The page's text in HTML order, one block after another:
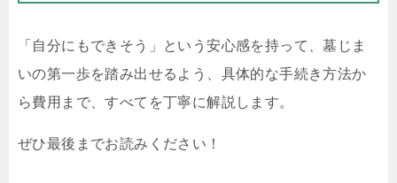
「自分にもできそう」という安心感を持って、墓じま
いの第一歩を踏み出せるよう、具体的な手続き方法か
ら費用まで、すべてを丁寧に解説します。
ぜひ最後までお読みください！